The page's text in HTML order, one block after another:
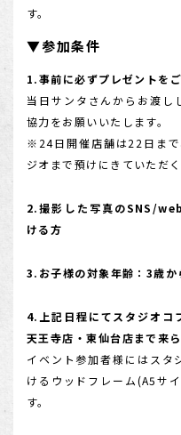
す。
▼参加条件
1.事前に必ずプレゼントを
当日サンタさんからお渡し
協力をお願いいたします。
※24日開催店舗は22日ま
ジオまで預けにきていただ
2.撮影した写真のSNS/
ける方
3.お子様の対象年齢：3歳か
4.上記日程にてスタジオコ
天王寺店・東仙台店まで来
イベント参加者様にはスタ
けるウッドフレーム(A5サ
す。